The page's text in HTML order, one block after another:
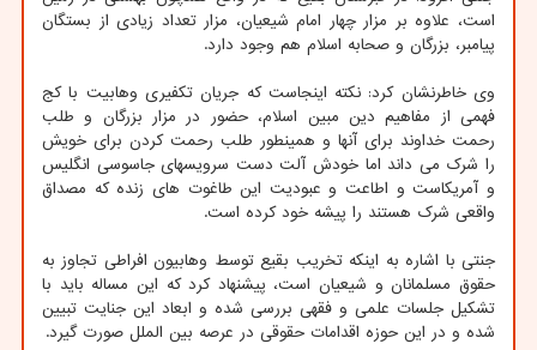
است، علاوه بر مزار چهار امام شیعیان، مزار تعداد زیادی از بستگان
پیامبر، بزرگان و صحابه اسلام هم وجود دارد.
وی خاطرنشان کرد: نکته اینجاست که جریان تکفیری وهابیت با کج
فهمی از مفاهیم دین مبین اسلام، حضور در مزار بزرگان و طلب
رحمت خداوند برای آنها و همینطور طلب رحمت کردن برای خویش
را شرک می داند اما خودش آلت دست سرویسهای جاسوسی انگلیس
و آمریکاست و اطاعت و عبودیت این طاغوت های زنده که مصداق
واقعی شرک هستند را پیشه خود کرده است.
جنتی با اشاره به اینکه تخریب بقیع توسط وهابیون افراطی تجاوز به
حقوق مسلمانان و شیعیان است، پیشنهاد کرد که این مساله باید با
تشکیل جلسات علمی و فقهی بررسی شده و ابعاد این جنایت تبیین
شده و در این حوزه اقدامات حقوقی در عرصه بین الملل صورت گیرد.